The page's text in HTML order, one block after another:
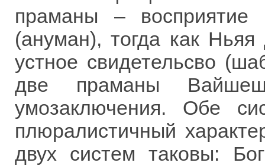
праманы – восприятие
(ануман), тогда как
устное свидетельсво
две праманы
умозаключения. Обе
плюралистичный
двух систем таковы: